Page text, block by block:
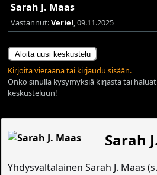
Sarah J. Maas
Vastannut:Veriel, 09.11.2025
Aloita uusi keskustelu
Kirjoita vieraana tai kirjaudu sisään.
Onko sinulla kysymyksiä kirjasta tai
keskusteluun!
Sarah
Yhdysvaltalainen Sarah J. Maas